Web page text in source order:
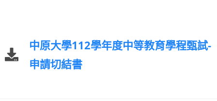
中原大學112學年度中等教育學程甄試-
申請切結書